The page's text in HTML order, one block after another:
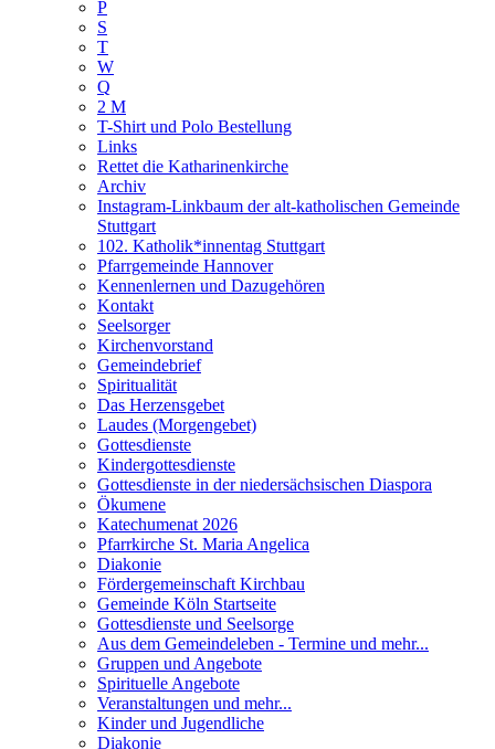
P
S
T
W
Q
2 M
T-Shirt und Polo Bestellung
Links
Rettet die Katharinenkirche
Archiv
Instagram-Linkbaum der alt-katholischen Gemeinde
Stuttgart
102. Katholik*innentag Stuttgart
Pfarrgemeinde Hannover
Kennenlernen und Dazugehören
Kontakt
Seelsorger
Kirchenvorstand
Gemeindebrief
Spiritualität
Das Herzensgebet
Laudes (Morgengebet)
Gottesdienste
Kindergottesdienste
Gottesdienste in der niedersächsischen Diaspora
Ökumene
Katechumenat 2026
Pfarrkirche St. Maria Angelica
Diakonie
Fördergemeinschaft Kirchbau
Gemeinde Köln Startseite
Gottesdienste und Seelsorge
Aus dem Gemeindeleben - Termine und mehr...
Gruppen und Angebote
Spirituelle Angebote
Veranstaltungen und mehr...
Kinder und Jugendliche
Diakonie